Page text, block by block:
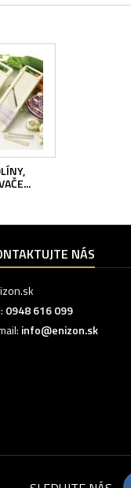
NÁS
0948 616 099
info@enizon.sk